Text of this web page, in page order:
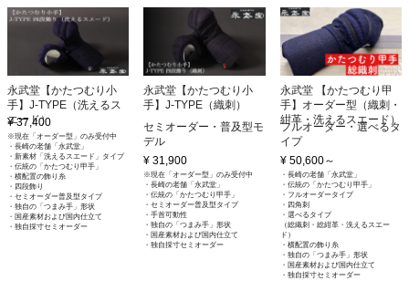
永武堂【かたつむり小
手】J-TYPE（洗えるス
エード）
¥ 37,400
※現在「オーダー型」のみ受付中
・長崎の老舗「永武堂」
・新素材「洗えるスエード」タイプ
・伝統の「かたつむり甲手」
・横配置の飾り糸
・四段飾り
・セミオーダー普及型タイプ
・独自の「つまみ手」形状
・国産素材および国内仕立て
・独自採寸セミオーダー
永武堂【かたつむり小
手】J-TYPE（織刺）
セミオーダー・普及型モ
デル
¥ 31,900
※現在「オーダー型」のみ受付中
・長崎の老舗「永武堂」
・伝統の「かたつむり甲手」
・セミオーダー普及型タイプ
・手首可動性
・独自の「つまみ手」形状
・国産素材および国内仕立て
・独自採寸セミオーダー
永武堂 【かたつむり甲
手】オーダー型（織刺・
紺革・洗えるスエード）
フルオーダー・選べるタ
イプ
¥ 50,600～
・長崎の老舗「永武堂」
・伝統の「かたつむり甲手」
・フルオーダータイプ
・四角刺
・選べるタイプ
（総織刺・総紺革・洗えるスエー
ド）
・横配置の飾り糸
・独自の「つまみ手」形状
・国産素材および国内仕立て
・独自採寸セミオーダー